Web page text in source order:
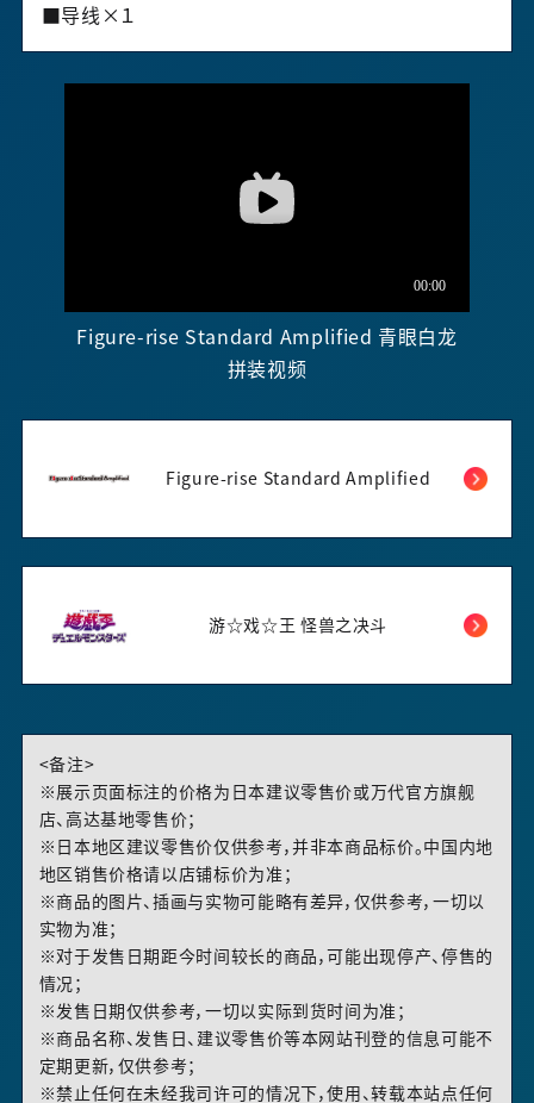
■导线×１
Figure-rise Standard Amplified 青眼白龙
拼装视频
Figure-rise Standard Amplified
游☆戏☆王 怪兽之决斗
<备注>
※展示页面标注的价格为日本建议零售价或万代官方旗舰
店、高达基地零售价；
※日本地区建议零售价仅供参考，并非本商品标价。中国内地
地区销售价格请以店铺标价为准；
※商品的图片、插画与实物可能略有差异，仅供参考，一切以
实物为准；
※对于发售日期距今时间较长的商品，可能出现停产、停售的
情况；
※发售日期仅供参考，一切以实际到货时间为准；
※商品名称、发售日、建议零售价等本网站刊登的信息可能不
定期更新，仅供参考；
※禁止任何在未经我司许可的情况下，使用、转载本站点任何